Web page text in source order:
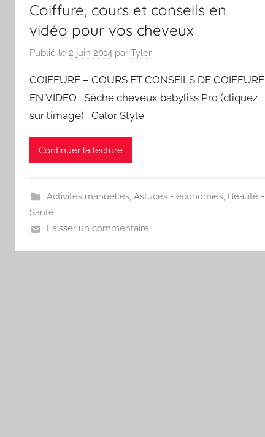
Coiffure, cours et conseils en
vidéo pour vos cheveux
Publié le 2 juin 2014 par Tyler
COIFFURE – COURS ET CONSEILS DE COIFFURE
EN VIDEO Sèche cheveux babyliss Pro (cliquez
sur l’image) Calor Style
Continuer la lecture
Activités manuelles, Astuces - économies, Beauté -
Santé
Laisser un commentaire